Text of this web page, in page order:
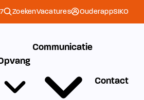
ZoekenVacatures OuderappSIKO
Communicatie
Contact